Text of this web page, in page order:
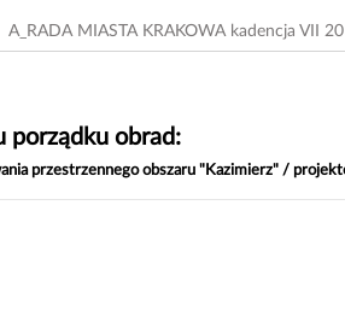
A_RADA MIASTA KRAKOWA kadencja VII
porządku obrad:
przestrzennego obszaru "Kazimierz" /